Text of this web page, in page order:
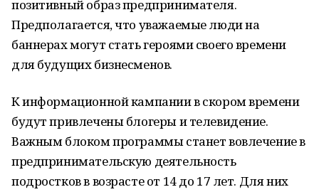
позитивный образ предпринимателя.
Предполагается, что уважаемые люди на
баннерах могут стать героями своего времени
для будущих бизнесменов.
К информационной кампании в скором времени
будут привлечены блогеры и телевидение.
Важным блоком программы станет вовлечение в
предпринимательскую деятельность
подростков в возрасте от 14 до 17 лет. Для них